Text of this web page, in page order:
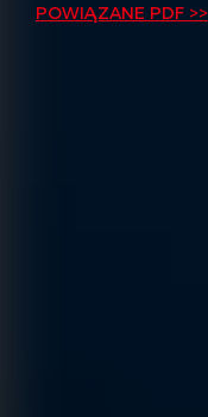
POWIĄZANE PDF >>